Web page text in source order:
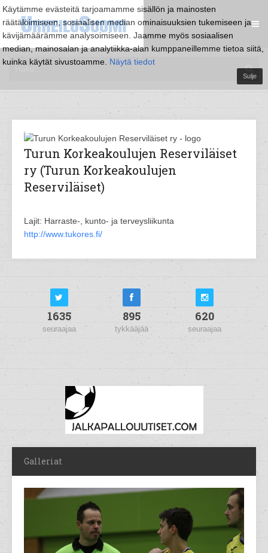
Käytämme evästeitä tarjoamamme sisällön ja mainosten
räätälöimiseen, sosiaalisen median ominaisuuksien tukemiseen ja
kävijämäärämme analysoimiseen. Jaamme myös sosiaalisen
median, mainosalan ja analytiikka-alan kumppaneillemme tietoa siitä,
kuinka käytät sivustoamme. Näytä tiedot
Sulje
Turun Korkeakoulujen Reserviläiset
ry (Turun Korkeakoulujen
Reserviläiset)
Lajit: Harraste-, kunto- ja terveysliikunta
http://www.tukores.fi/
1635
seuraajaa
895
tykkääjää
620
seuraajaa
Galleriat